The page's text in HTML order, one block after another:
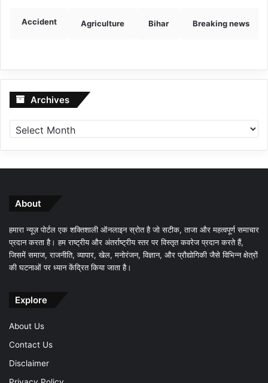
Accident Agriculture Bihar Breaking news
Archives Archives
About
हमारा न्यूज़ पोर्टल एक शक्तिशाली ऑनलाइन स्रोत है जो सटीक, ताजा और महत्वपूर्ण समाचार
प्रदान करता है। हम राष्ट्रीय और अंतर्राष्ट्रीय स्तर पर विस्तृत कवरेज प्रदान करते हैं,
जिसमें समाज, राजनीति, व्यापार, खेल, मनोरंजन, विज्ञान, और प्रौद्योगिकी जैसे विभिन्न क्षेत्रों
की घटनाओं पर ध्यान केंद्रित किया जाता है।
Explore
About Us
Contact Us
Disclaimer